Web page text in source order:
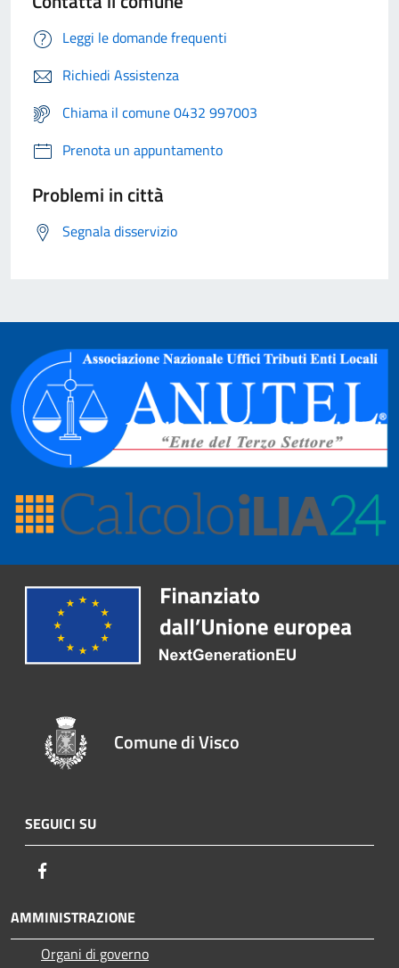
Leggi le domande frequenti
Richiedi Assistenza
Chiama il comune 0432 997003
Prenota un appuntamento
Problemi in città
Segnala disservizio
Comune di Visco
SEGUICI SU
AMMINISTRAZIONE
Organi di governo